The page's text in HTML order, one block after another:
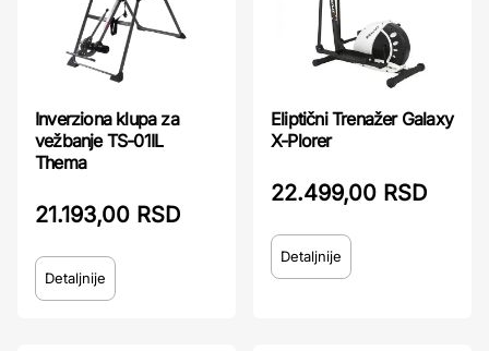
Inverziona klupa za
vežbanje TS-01IL
Thema
21.193,00 RSD
Detaljnije
Eliptični Trenažer Galaxy
X-Plorer
22.499,00 RSD
Detaljnije